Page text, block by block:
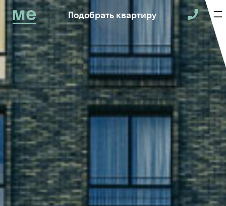
Подобрать квартиру